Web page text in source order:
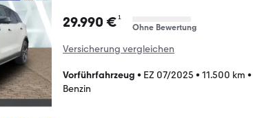
29.990 €¹
Ohne Bewertung
Versicherung vergleichen
Vorführfahrzeug • EZ 07/2025 • 11.500 km •
Benzin